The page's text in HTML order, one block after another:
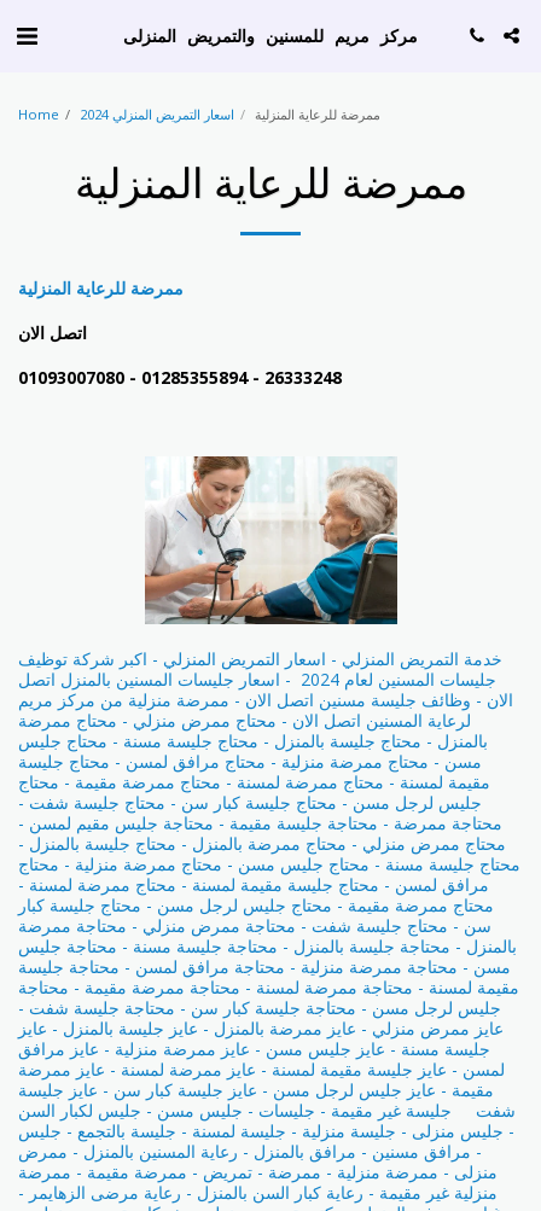
مركز مريم للمسنين والتمريض المنزلى
Home اسعار التمريض المنزلي 2024 ممرضة للرعاية المنزلية
ممرضة للرعاية المنزلية
01093007080 - 01285355894 - 26333248
خدمة التمريض المنزلي - اسعار التمريض المنزلي - اكبر شركة توظيف
جليسات المسنين لعام 2024 - اسعار جليسات المسنين بالمنزل اتصل
الان - وظائف جليسة مسنين اتصل الان - ممرضة منزلية من مركز مريم
لرعاية المسنين اتصل الان - محتاج ممرض منزلي - محتاج ممرضة
بالمنزل - محتاج جليسة بالمنزل - محتاج جليسة مسنة - محتاج جليس
مسن - محتاج ممرضة منزلية - محتاج مرافق لمسن - محتاج جليسة
مقيمة لمسنة - محتاج ممرضة لمسنة - محتاج ممرضة مقيمة - محتاج
جليس لرجل مسن - محتاج جليسة كبار سن - محتاج جليسة شفت -
محتاجة ممرضة - محتاجة جليسة مقيمة - محتاجة جليس مقيم لمسن -
محتاج ممرض منزلي - محتاج ممرضة بالمنزل - محتاج جليسة بالمنزل -
محتاج جليسة مسنة - محتاج جليس مسن - محتاج ممرضة منزلية - محتاج
مرافق لمسن - محتاج جليسة مقيمة لمسنة - محتاج ممرضة لمسنة -
محتاج ممرضة مقيمة - محتاج جليس لرجل مسن - محتاج جليسة كبار
سن - محتاج جليسة شفت - محتاجة ممرض منزلي - محتاجة ممرضة
بالمنزل - محتاجة جليسة بالمنزل - محتاجة جليسة مسنة - محتاجة جليس
مسن - محتاجة ممرضة منزلية - محتاجة مرافق لمسن - محتاجة جليسة
مقيمة لمسنة - محتاجة ممرضة لمسنة - محتاجة ممرضة مقيمة - محتاجة
جليس لرجل مسن - محتاجة جليسة كبار سن - محتاجة جليسة شفت -
عايز ممرض منزلي - عايز ممرضة بالمنزل - عايز جليسة بالمنزل - عايز
جليسة مسنة - عايز جليس مسن - عايز ممرضة منزلية - عايز مرافق
لمسن - عايز جليسة مقيمة لمسنة - عايز ممرضة لمسنة - عايز ممرضة
مقيمة - عايز جليس لرجل مسن - عايز جليسة كبار سن - عايز جليسة
شفت جليسة غير مقيمة - جليسات - جليس مسن - جليس لكبار السن
- جليس منزلى - جليسة منزلية - جليسة لمسنة - جليسة بالتجمع - جليس
- مرافق مسنين - مرافق بالمنزل - رعاية المسنين بالمنزل - ممرض
منزلى - ممرضة منزلية - ممرضة - تمريض - ممرضة مقيمة - ممرضة
منزلية غير مقيمة - رعاية كبار السن بالمنزل - رعاية مرضى الزهايمر -